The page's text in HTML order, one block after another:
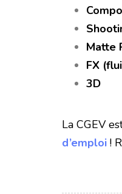
Matte
FX
3D
La CGEV
d’emploi !